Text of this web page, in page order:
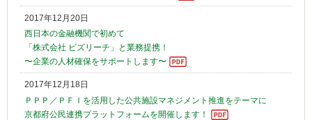
2017年12月20日
西日本の金融機関で初めて
「株式会社 ビズリーチ」と業務提携！
〜企業の人材確保をサポートします〜
2017年12月18日
ＰＰＰ／ＰＦＩを活用した公共施設マネジメント推進をテーマに
京都府公民連携プラットフォームを開催します！